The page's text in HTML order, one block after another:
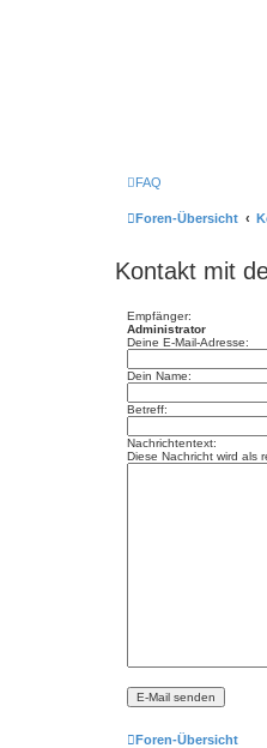
FAQ
Foren-Übersicht
Kontakt mit
Empfänger:
Administrator
Deine E-Mail-Adresse:
Dein Name:
Betreff:
Nachrichtentext:
Diese Nachricht wird als
Foren-Übersicht